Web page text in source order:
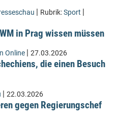
| Rubrik:Sport |
in Prag wissen müssen
Online | 27.03.2026
die einen Besuch
| 22.03.2026
gegen Regierungschef